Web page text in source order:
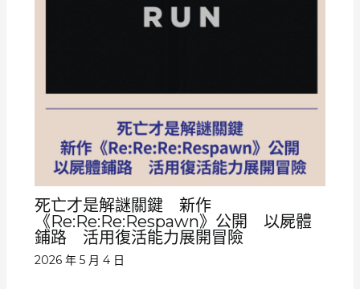
死亡才是解謎關鍵 新作
《Re:Re:Re:Respawn》公開 以屍體
鋪路 活用復活能力展開冒險
2026 年 5 月 4 日